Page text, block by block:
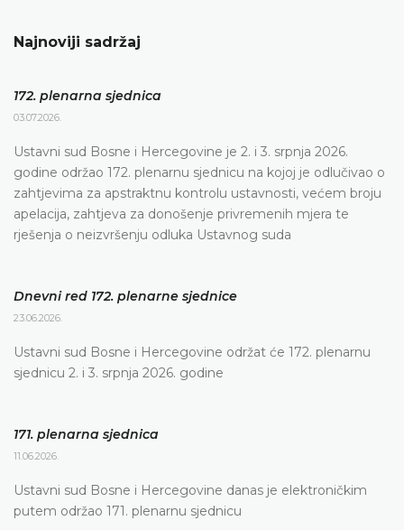
Najnoviji sadržaj
172. plenarna sjednica
03.07.2026.
Ustavni sud Bosne i Hercegovine je 2. i 3. srpnja 2026.
godine održao 172. plenarnu sjednicu na kojoj je odlučivao o
zahtjevima za apstraktnu kontrolu ustavnosti, većem broju
apelacija, zahtjeva za donošenje privremenih mjera te
rješenja o neizvršenju odluka Ustavnog suda
Dnevni red 172. plenarne sjednice
23.06.2026.
Ustavni sud Bosne i Hercegovine održat će 172. plenarnu
sjednicu 2. i 3. srpnja 2026. godine
171. plenarna sjednica
11.06.2026.
Ustavni sud Bosne i Hercegovine danas je elektroničkim
putem održao 171. plenarnu sjednicu